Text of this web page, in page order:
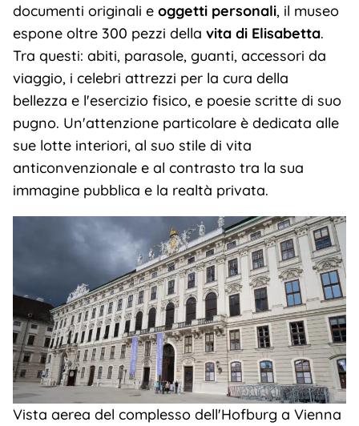
documenti originali e oggetti personali, il museo
espone oltre 300 pezzi della vita di Elisabetta.
Tra questi: abiti, parasole, guanti, accessori da
viaggio, i celebri attrezzi per la cura della
bellezza e l'esercizio fisico, e poesie scritte di suo
pugno. Un'attenzione particolare è dedicata alle
sue lotte interiori, al suo stile di vita
anticonvenzionale e al contrasto tra la sua
immagine pubblica e la realtà privata.
Vista aerea del complesso dell'Hofburg a Vienna